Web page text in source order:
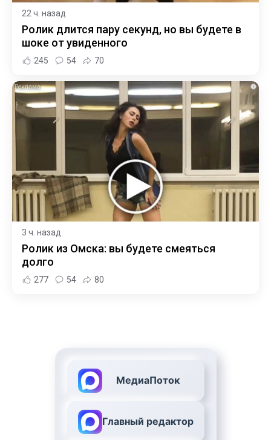
22 ч. назад
Ролик длится пару секунд, но вы будете в
шоке от увиденного
245 54 70
i
3 ч. назад
Ролик из Омска: вы будете смеяться
долго
277 54 80
МедиаПоток
Главный редактор